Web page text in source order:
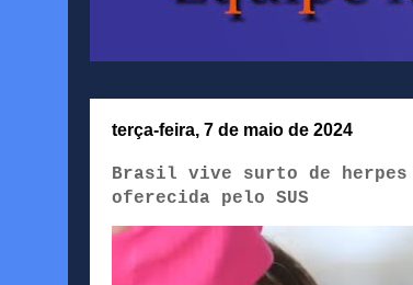
terça-feira, 7 de maio de 2024
Brasil vive surto de
oferecida pelo SUS